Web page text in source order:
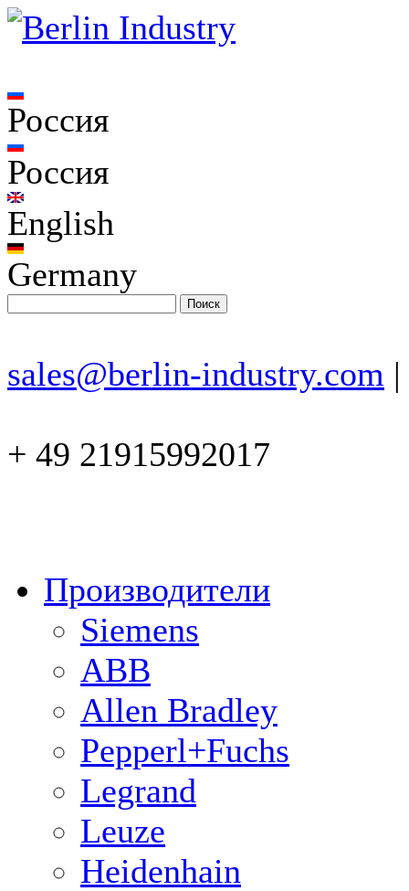
Россия
Россия
English
Germany
sales@berlin-industry.com |
+ 49 21915992017
Производители
Siemens
ABB
Allen Bradley
Pepperl+Fuchs
Legrand
Leuze
Heidenhain